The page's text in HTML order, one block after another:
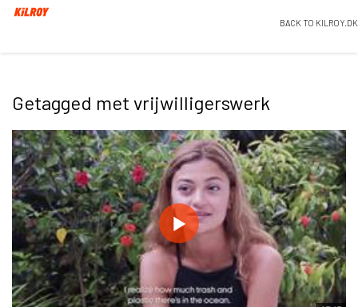
BACK TO KILROY.DK
Getagged met vrijwilligerswerk